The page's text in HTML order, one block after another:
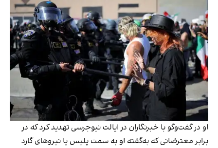
او در گفت‌وگو با خبرنگاران در ایالت نیوجرسی تهدید کرد که در
برابر معترضانی که به‌گفته او به سمت پلیس یا نیروهای گارد